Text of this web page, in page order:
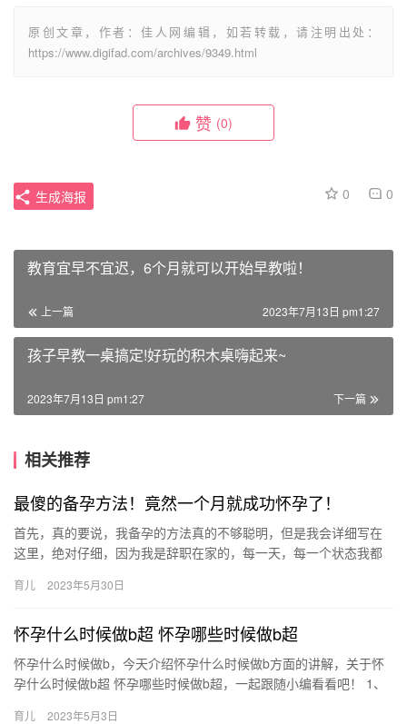
原创文章，作者：佳人网编辑，如若转载，请注明出处：
https://www.digifad.com/archives/9349.html
赞 (0)
0 0
生成海报
教育宜早不宜迟，6个月就可以开始早教啦！
上一篇 2023年7月13日 pm1:27
孩子早教一桌搞定!好玩的积木桌嗨起来~
下一篇
2023年7月13日 pm1:27
相关推荐
最傻的备孕方法！竟然一个月就成功怀孕了！
首先，真的要说，我备孕的方法真的不够聪明，但是我会详细写在
这里，绝对仔细，因为我是辞职在家的，每一天，每一个状态我都
方法…
育儿 2023年5月30日
怀孕什么时候做b超 怀孕哪些时候做b超
怀孕什么时候做b，今天介绍怀孕什么时候做b方面的讲解，关于怀
孕什么时候做b超 怀孕哪些时候做b超，一起跟随小编看看吧！ 1、
育儿 2023年5月3日